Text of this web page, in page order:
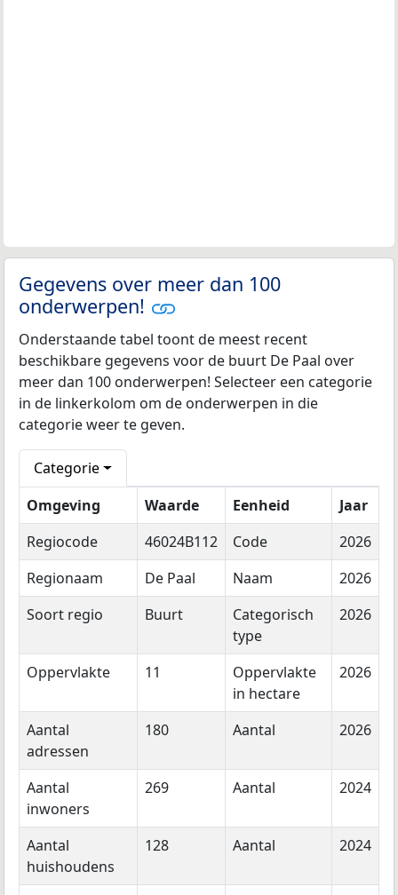
Gegevens over meer dan 100
onderwerpen!
Onderstaande tabel toont de meest recent
beschikbare gegevens voor de buurt De Paal over
meer dan 100 onderwerpen! Selecteer een categorie
in de linkerkolom om de onderwerpen in die
categorie weer te geven.
Categorie
Omgeving
Waarde Eenheid
Jaar
Regiocode
46024B112 Code
2026
Regionaam
De Paal Naam
2026
Soort regio
Buurt
Categorisch
type
2026
Oppervlakte 11
Oppervlakte
in hectare
2026
Aantal
adressen
180 Aantal 2026
Aantal
inwoners
269 Aantal 2024
Aantal
huishoudens
128 Aantal 2024